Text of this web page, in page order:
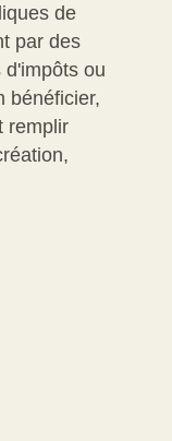
de
par des
ou
bénéficier,
remplir